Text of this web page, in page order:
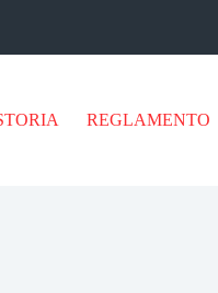
REGLAMENTO